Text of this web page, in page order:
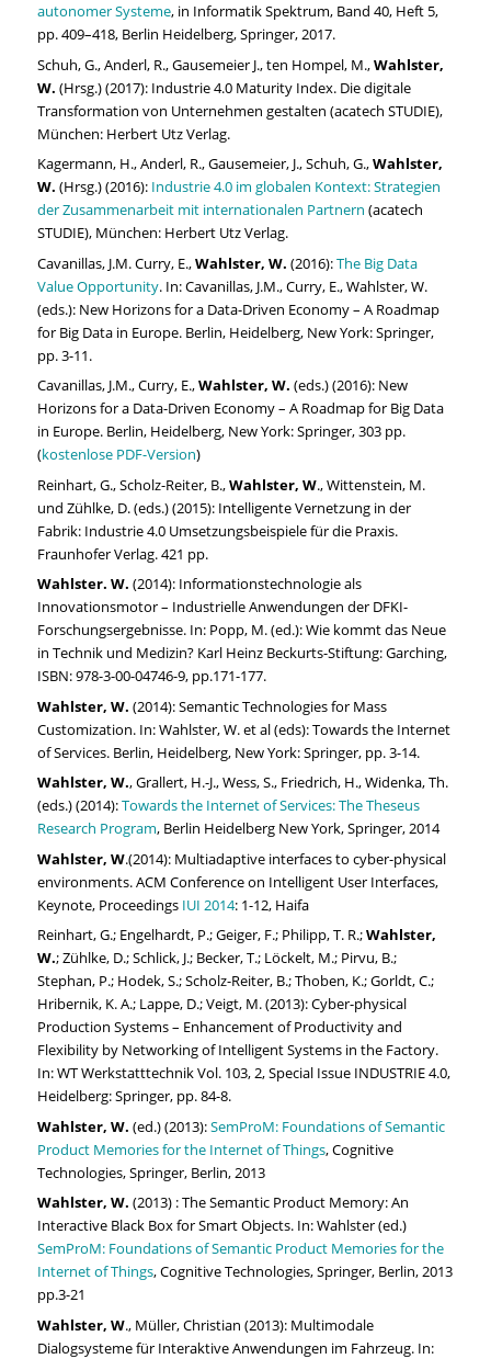
autonomer Systeme, in Informatik Spektrum, Band 40, Heft 5,
pp. 409–418, Berlin Heidelberg, Springer, 2017.
Schuh, G., Anderl, R., Gausemeier J., ten Hompel, M.,Wahlster,
W. (Hrsg.) (2017): Industrie 4.0 Maturity Index. Die digitale
Transformation von Unternehmen gestalten (acatech STUDIE),
München: Herbert Utz Verlag.
Kagermann, H., Anderl, R., Gausemeier, J., Schuh, G.,Wahlster,
W. (Hrsg.) (2016): Industrie 4.0 im globalen Kontext: Strategien
der Zusammenarbeit mit internationalen Partnern (acatech
STUDIE), München: Herbert Utz Verlag.
Cavanillas, J.M. Curry, E.,Wahlster, W.(2016):The Big Data
Value Opportunity. In: Cavanillas, J.M., Curry, E., Wahlster, W.
(eds.): New Horizons for a Data-Driven Economy – A Roadmap
for Big Data in Europe. Berlin, Heidelberg, New York: Springer,
pp. 3-11.
Cavanillas, J.M., Curry, E.,Wahlster, W. (eds.) (2016): New
Horizons for a Data-Driven Economy – A Roadmap for Big Data
in Europe. Berlin, Heidelberg, New York: Springer, 303 pp.
(kostenlose PDF-Version)
Reinhart, G., Scholz-Reiter, B.,Wahlster, W., Wittenstein, M.
und Zühlke, D. (eds.) (2015): Intelligente Vernetzung in der
Fabrik: Industrie 4.0 Umsetzungsbeispiele für die Praxis.
Fraunhofer Verlag. 421 pp.
Wahlster. W. (2014): Informationstechnologie als
Innovationsmotor – Industrielle Anwendungen der DFKI-
Forschungsergebnisse. In: Popp, M. (ed.): Wie kommt das Neue
in Technik und Medizin? Karl Heinz Beckurts-Stiftung: Garching,
ISBN: 978-3-00-04746-9, pp.171-177.
Wahlster, W. (2014): Semantic Technologies for Mass
Customization. In: Wahlster, W. et al (eds): Towards the Internet
of Services. Berlin, Heidelberg, New York: Springer, pp. 3-14.
Wahlster, W., Grallert, H.-J., Wess, S., Friedrich, H., Widenka, Th.
(eds.) (2014):Towards the Internet of Services: The Theseus
Research Program, Berlin Heidelberg New York, Springer, 2014
Wahlster, W.(2014): Multiadaptive interfaces to cyber-physical
environments. ACM Conference on Intelligent User Interfaces,
Keynote, Proceedings IUI 2014: 1-12, Haifa
Reinhart, G.; Engelhardt, P.; Geiger, F.; Philipp, T. R.;Wahlster,
W.; Zühlke, D.; Schlick, J.; Becker, T.; Löckelt, M.; Pirvu, B.;
Stephan, P.; Hodek, S.; Scholz-Reiter, B.; Thoben, K.; Gorldt, C.;
Hribernik, K. A.; Lappe, D.; Veigt, M. (2013): Cyber-physical
Production Systems – Enhancement of Productivity and
Flexibility by Networking of Intelligent Systems in the Factory.
In: WT Werkstatttechnik Vol. 103, 2, Special Issue INDUSTRIE 4.0,
Heidelberg: Springer, pp. 84-8.
Wahlster, W. (ed.) (2013):SemProM: Foundations of Semantic
Product Memories for the Internet of Things, Cognitive
Technologies, Springer, Berlin, 2013
Wahlster, W.(2013) : The Semantic Product Memory: An
Interactive Black Box for Smart Objects. In: Wahlster (ed.)
SemProM: Foundations of Semantic Product Memories for the
Internet of Things, Cognitive Technologies, Springer, Berlin, 2013
pp.3-21
Wahlster, W., Müller, Christian (2013): Multimodale
Dialogsysteme für Interaktive Anwendungen im Fahrzeug. In: